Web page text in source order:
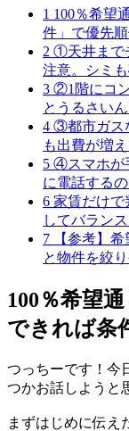
1 100％希望
件」で優先
2 ①天井まで
注意。シミ
3 ②1階にコ
とうるさい
4 ③都市ガス
も出費が増え
5 ④スマホが
に電話する
6 家賃だけで
してバラン
7 【参考】
と物件を絞
100％希望
できれば条
つっちーです！今
まずはじめに伝え